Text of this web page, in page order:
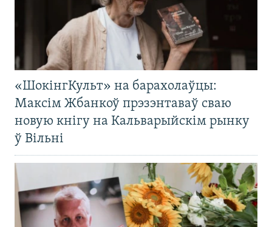
«ШокінгКульт» на барахолаўцы:
Максім Жбанкоў прэзэнтаваў сваю
новую кнігу на Кальварыйскім рынку
ў Вільні